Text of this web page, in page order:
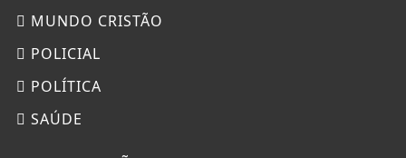
MUNDO CRISTÃO
POLICIAL
POLÍTICA
SAÚDE